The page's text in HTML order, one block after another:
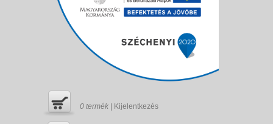
0 termék Kijelentkezés